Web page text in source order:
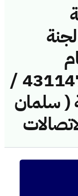
الاتصالات رقم ( 43114721 /
( سلمان